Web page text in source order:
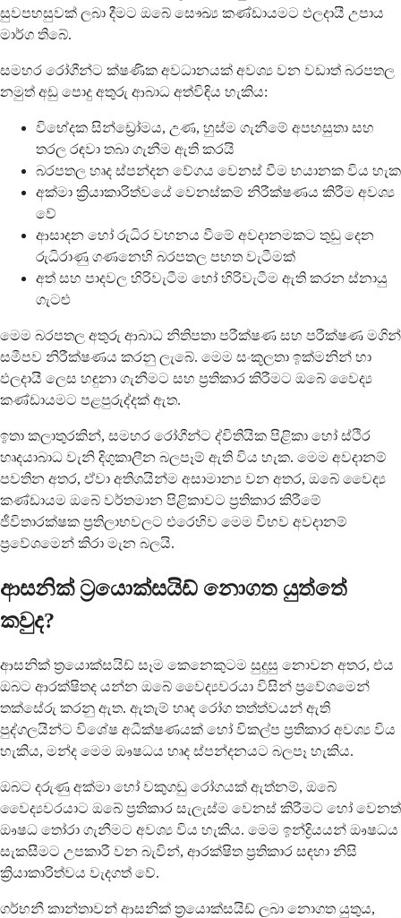
සුවපහසුවක් ලබා දීමට ඔබේ සෞඛ්‍ය කණ්ඩායමට ඵලදායී උපාය
මාර්ග තිබේ.
සමහර රෝගීන්ට ක්ෂණික අවධානයක් අවශ්‍ය වන වඩාත් බරපතල
නමුත් අඩු පොදු අතුරු ආබාධ අත්විඳිය හැකිය:
විභේදක සින්ඩ්‍රෝමය, උණ, හුස්ම ගැනීමේ අපහසුතා සහ
තරල රඳවා තබා ගැනීම ඇති කරයි
බරපතල හෘද ස්පන්දන වේගය වෙනස් වීම භයානක විය හැක
අක්මා ක්‍රියාකාරිත්වයේ වෙනස්කම් නිරීක්ෂණය කිරීම අවශ්‍ය
වේ
ආසාදන හෝ රුධිර වහනය වීමේ අවදානමකට තුඩු දෙන
රුධිරාණු ගණනෙහි බරපතල පහත වැටීමක්
අත් සහ පාදවල හිරිවැටීම හෝ හිරිවැටීම ඇති කරන ස්නායු
ගැටළු
මෙම බරපතල අතුරු ආබාධ නිතිපතා පරීක්ෂණ සහ පරීක්ෂණ මගින්
සමීපව නිරීක්ෂණය කරනු ලැබේ. මෙම සංකූලතා ඉක්මනින් හා
ඵලදායී ලෙස හඳුනා ගැනීමට සහ ප්‍රතිකාර කිරීමට ඔබේ වෛද්‍ය
කණ්ඩායමට පළපුරුද්දක් ඇත.
ඉතා කලාතුරකින්, සමහර රෝගීන්ට ද්විතියික පිළිකා හෝ ස්ථිර
හෘදයාබාධ වැනි දිගුකාලීන බලපෑම් ඇති විය හැක. මෙම අවදානම්
පවතින අතර, ඒවා අතිශයින්ම අසාමාන්‍ය වන අතර, ඔබේ වෛද්‍ය
කණ්ඩායම ඔබේ වර්තමාන පිළිකාවට ප්‍රතිකාර කිරීමේ
ජීවිතාරක්ෂක ප්‍රතිලාභවලට එරෙහිව මෙම විභව අවදානම්
ප්‍රවේශමෙන් කිරා මැන බලයි.
ආසනික් ට්‍රයොක්සයිඩ් නොගත යුත්තේ
කවුද?
ආසනික් ත්‍රයොක්සයිඩ් සෑම කෙනෙකුටම සුදුසු නොවන අතර, එය
ඔබට ආරක්ෂිතද යන්න ඔබේ වෛද්‍යවරයා විසින් ප්‍රවේශමෙන්
තක්සේරු කරනු ඇත. ඇතැම් හෘද රෝග තත්ත්වයන් ඇති
පුද්ගලයින්ට විශේෂ අධීක්ෂණයක් හෝ විකල්ප ප්‍රතිකාර අවශ්‍ය විය
හැකිය, මන්ද මෙම ඖෂධය හෘද ස්පන්දනයට බලපෑ හැකිය.
ඔබට දරුණු අක්මා හෝ වකුගඩු රෝගයක් ඇත්නම්, ඔබේ
වෛද්‍යවරයාට ඔබේ ප්‍රතිකාර සැලැස්ම වෙනස් කිරීමට හෝ වෙනත්
ඖෂධ තෝරා ගැනීමට අවශ්‍ය විය හැකිය. මෙම ඉන්ද්‍රියයන් ඖෂධය
සැකසීමට උපකාරී වන බැවින්, ආරක්ෂිත ප්‍රතිකාර සඳහා නිසි
ක්‍රියාකාරිත්වය වැදගත් වේ.
ගර්භනී කාන්තාවන් ආසනික් ත්‍රයොක්සයිඩ් ලබා නොගත යුතුය,